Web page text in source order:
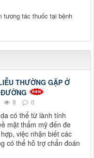
tương tác thuốc tại bệnh
THƯỜNG GẶP Ở
8 0
có thể từ lành tính
mặt thẩm mỹ đến đe
việc nhận biết các
có thể hỗ trợ chẩn đoán